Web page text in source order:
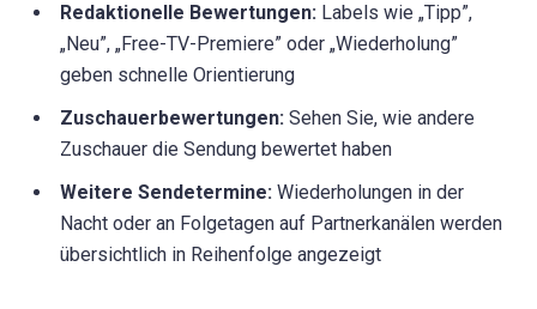
Redaktionelle Bewertungen: Labels wie „Tipp”,
„Neu”, „Free-TV-Premiere” oder „Wiederholung”
geben schnelle Orientierung
Zuschauerbewertungen: Sehen Sie, wie andere
Zuschauer die Sendung bewertet haben
Weitere Sendetermine: Wiederholungen in der
Nacht oder an Folgetagen auf Partnerkanälen werden
übersichtlich in Reihenfolge angezeigt